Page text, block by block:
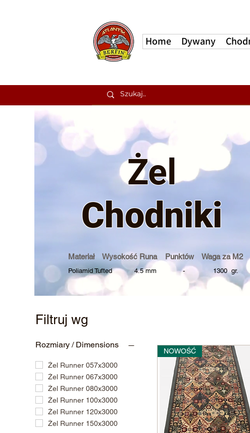
Home Dywany
Żel
Chodniki
Materiał Wysokość Runa Punktów Waga za M2
Poliamid Tufted 4.5 mm - 1300 gr.
Filtruj wg
Rozmiary / Dimensions
Żel Runner 057x3000
Żel Runner 067x3000
Żel Runner 080x3000
Żel Runner 100x3000
Żel Runner 120x3000
Żel Runner 150x3000
NOWOŚĆ